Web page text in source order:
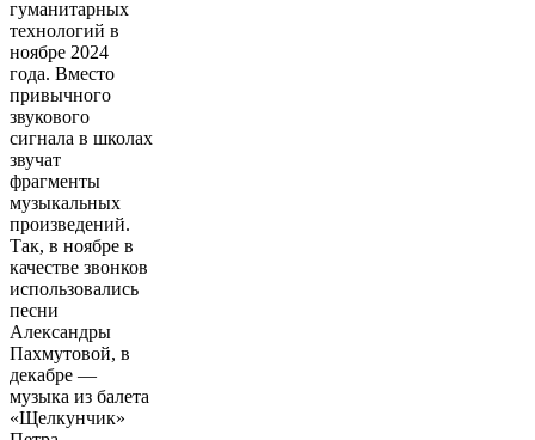
гуманитарных
технологий в
ноябре 2024
года. Вместо
привычного
звукового
сигнала в школах
звучат
фрагменты
музыкальных
произведений.
Так, в ноябре в
качестве звонков
использовались
песни
Александры
Пахмутовой, в
декабре —
музыка из балета
«Щелкунчик»